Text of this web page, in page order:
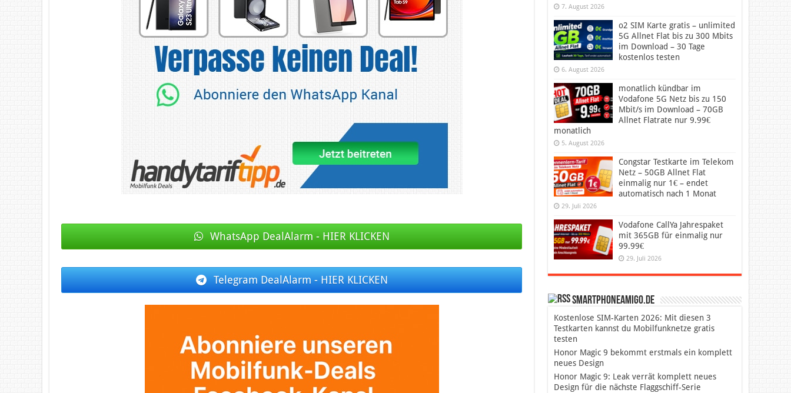
WhatsApp DealAlarm - HIER KLICKEN
Telegram DealAlarm - HIER KLICKEN
7. August 2026
o2 SIM Karte gratis – unlimited
5G Allnet Flat bis zu 300 Mbits
im Download – 30 Tage
kostenlos testen
6. August 2026
monatlich kündbar im
Vodafone 5G Netz bis zu 150
Mbit/s im Download – 70GB
Allnet Flatrate nur 9.99€
monatlich
5. August 2026
Congstar Testkarte im Telekom
Netz – 50GB Allnet Flat
einmalig nur 1€ – endet
automatisch nach 1 Monat
29. Juli 2026
Vodafone CallYa Jahrespaket
mit 365GB für einmalig nur
99.99€
29. Juli 2026
SmartphoneAmigo.de
Kostenlose SIM-Karten 2026: Mit diesen 3
Testkarten kannst du Mobilfunknetze gratis
testen
Honor Magic 9 bekommt erstmals ein komplett
neues Design
Honor Magic 9: Leak verrät komplett neues
Design für die nächste Flaggschiff-Serie